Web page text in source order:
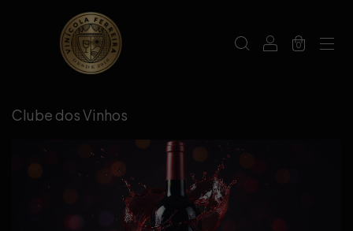
0
Clube dos Vinhos